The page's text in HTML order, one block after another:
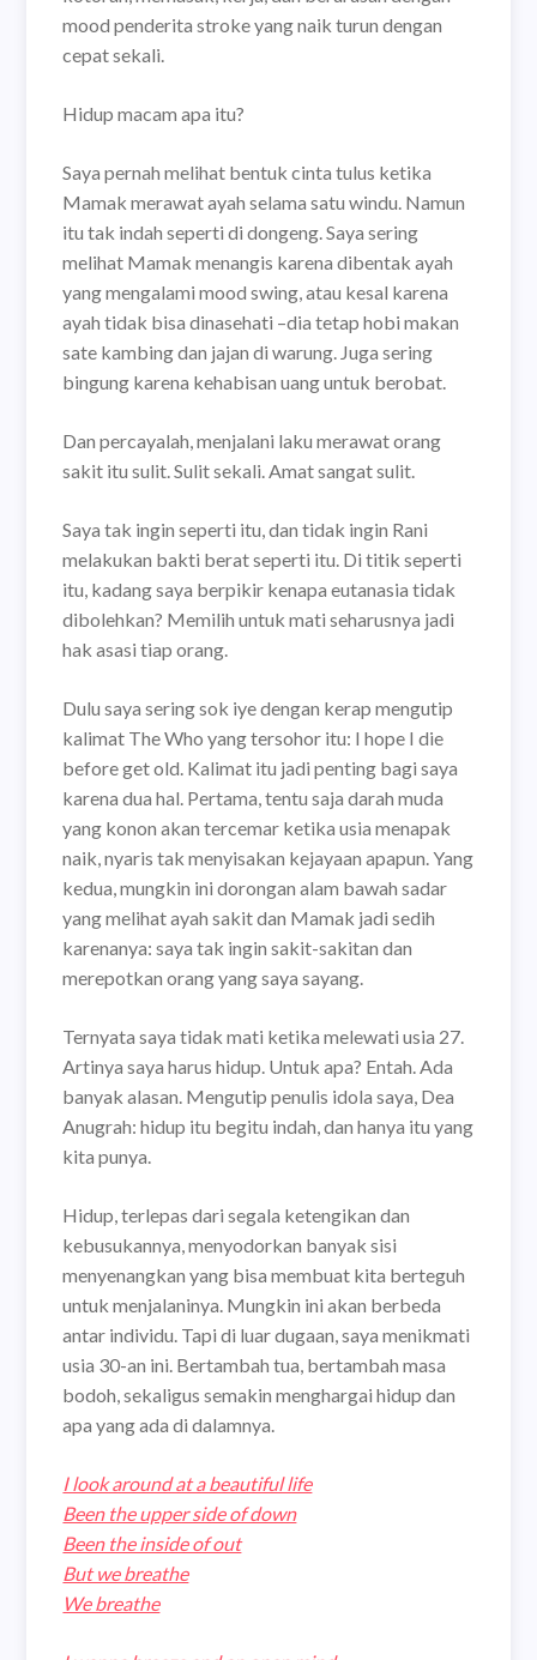
mood penderita stroke yang naik turun dengan
cepat sekali.
Hidup macam apa itu?
Saya pernah melihat bentuk cinta tulus ketika
Mamak merawat ayah selama satu windu. Namun
itu tak indah seperti di dongeng. Saya sering
melihat Mamak menangis karena dibentak ayah
yang mengalami mood swing, atau kesal karena
ayah tidak bisa dinasehati –dia tetap hobi makan
sate kambing dan jajan di warung. Juga sering
bingung karena kehabisan uang untuk berobat.
Dan percayalah, menjalani laku merawat orang
sakit itu sulit. Sulit sekali. Amat sangat sulit.
Saya tak ingin seperti itu, dan tidak ingin Rani
melakukan bakti berat seperti itu. Di titik seperti
itu, kadang saya berpikir kenapa eutanasia tidak
dibolehkan? Memilih untuk mati seharusnya jadi
hak asasi tiap orang.
Dulu saya sering sok iye dengan kerap mengutip
kalimat The Who yang tersohor itu: I hope I die
before get old. Kalimat itu jadi penting bagi saya
karena dua hal. Pertama, tentu saja darah muda
yang konon akan tercemar ketika usia menapak
naik, nyaris tak menyisakan kejayaan apapun. Yang
kedua, mungkin ini dorongan alam bawah sadar
yang melihat ayah sakit dan Mamak jadi sedih
karenanya: saya tak ingin sakit-sakitan dan
merepotkan orang yang saya sayang.
Ternyata saya tidak mati ketika melewati usia 27.
Artinya saya harus hidup. Untuk apa? Entah. Ada
banyak alasan. Mengutip penulis idola saya, Dea
Anugrah: hidup itu begitu indah, dan hanya itu yang
kita punya.
Hidup, terlepas dari segala ketengikan dan
kebusukannya, menyodorkan banyak sisi
menyenangkan yang bisa membuat kita berteguh
untuk menjalaninya. Mungkin ini akan berbeda
antar individu. Tapi di luar dugaan, saya menikmati
usia 30-an ini. Bertambah tua, bertambah masa
bodoh, sekaligus semakin menghargai hidup dan
apa yang ada di dalamnya.
I look around at a beautiful life
Been the upper side of down
Been the inside of out
But we breathe
We breathe